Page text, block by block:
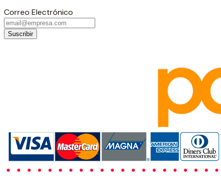
Correo Electrónico
Suscribir